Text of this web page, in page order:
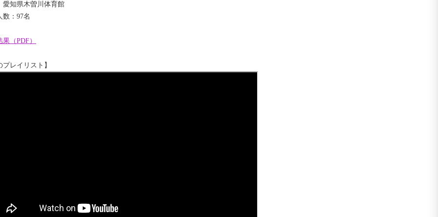
愛知県木曽川体育館
数：97名
（PDF）
プレイリスト】